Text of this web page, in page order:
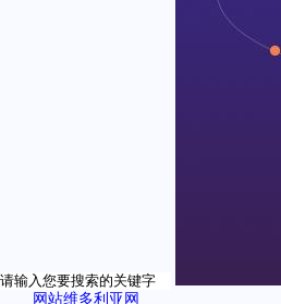
网站维多利亚网